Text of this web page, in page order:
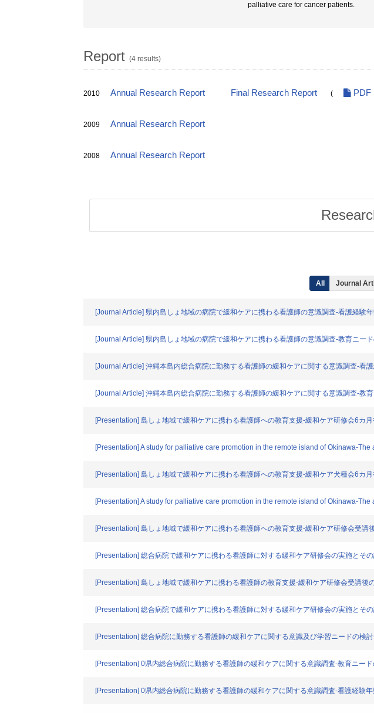
palliative care for cancer patients.
Report (4 results)
2010 Annual Research Report Final Research Report ( PDF
2009 Annual Research Report
2008 Annual Research Report
All Journal
[Journal Article] 県内島しょ地域の病院で緩和ケアに携わる看護師の意識調査-看護経験
[Journal Article] 県内島しょ地域の病院で緩和ケアに携わる看護師の意識調査-教育ニー
[Journal Article] 沖縄本島内総合病院に勤務する看護師の緩和ケアに関する意識調査-看
[Journal Article] 沖縄本島内総合病院に勤務する看護師の緩和ケアに関する意識調査-教
[Presentation] 島しょ地域で緩和ケアに携わる看護師への教育支援-緩和ケア研修会6カ
[Presentation] A study for palliative care promotion in the remote island of Okinawa-
[Presentation] 島しょ地域で緩和ケアに携わる看護師への教育支援-緩和ケア犬種会6カ
[Presentation] A study for palliative care promotion in the remote island of Okinawa-
[Presentation] 島しょ地域で緩和ケアに携わる看護師への教育支援-緩和ケア研修会受講
[Presentation] 総合病院で緩和ケアに携わる看護師に対する緩和ケア研修会の実施とそ
[Presentation] 島しょ地域で緩和ケアに携わる看護師の教育支援-緩和ケア研修会受講後
[Presentation] 総合病院で緩和ケアに携わる看護師に対する緩和ケア研修会の実施とそ
[Presentation] 総合病院に勤務する看護師の緩和ケアに関する意識及び学習ニードの検
[Presentation] 0県内総合病院に勤務する看護師の緩和ケアに関する意識調査-教育ニー
[Presentation] 0県内総合病院に勤務する看護師の緩和ケアに関する意識調査-看護経験